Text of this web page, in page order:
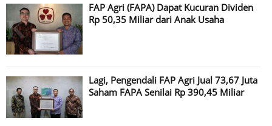
FAP Agri (FAPA) Dapat Kucuran Dividen
Rp 50,35 Miliar dari Anak Usaha
Lagi, Pengendali FAP Agri Jual 73,67 Juta
Saham FAPA Senilai Rp 390,45 Miliar